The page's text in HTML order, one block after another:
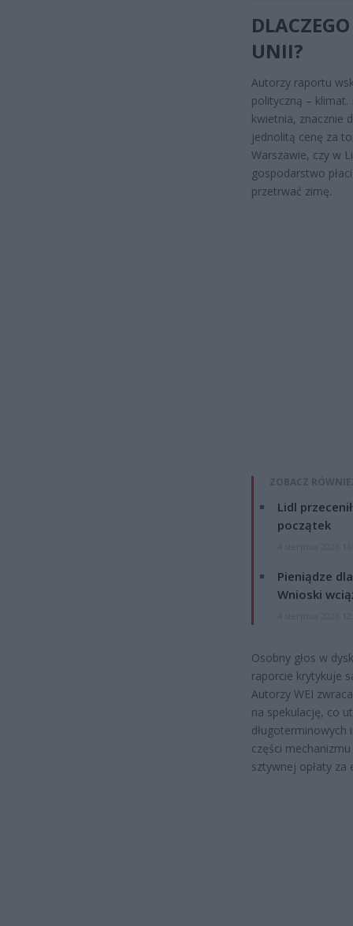
UNII?
Autorzy raportu
polityczną –
kwietnia, znacznie
jednolitą cenę za
Warszawie, czy w
gospodarstwo
przetrwać zimę.
ZOBACZ
Lidl
początek
Pieniądze
Wnioski
Osobny głos w
raporcie krytykuje
Autorzy WEI
na spekulację, co
długoterminowych
części
sztywnej opłaty za